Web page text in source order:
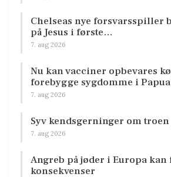
Chelseas nye forsvarsspiller
på Jesus i første…
7. aug 2026
Nu kan vacciner opbevares
forebygge sygdomme i
7. aug 2026
Syv kendsgerninger om troen
7. aug 2026
Angreb på jøder i Europa kan
konsekvenser